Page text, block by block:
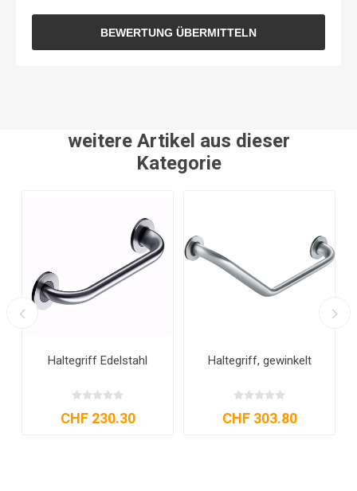
BEWERTUNG ÜBERMITTELN
weitere Artikel aus dieser
Kategorie
Haltegriff FSB Edelstahl
CHF 303.80
Haltegriff Edelstahl FSB
CHF 591.30